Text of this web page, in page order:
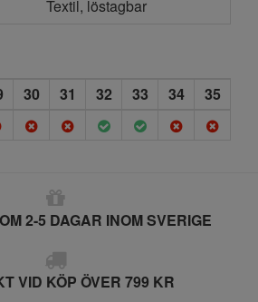
Textil, löstagbar
30 31 32 33 34
35
2-5 DAGAR INOM SVERIGE
VID KÖP ÖVER 799 KR